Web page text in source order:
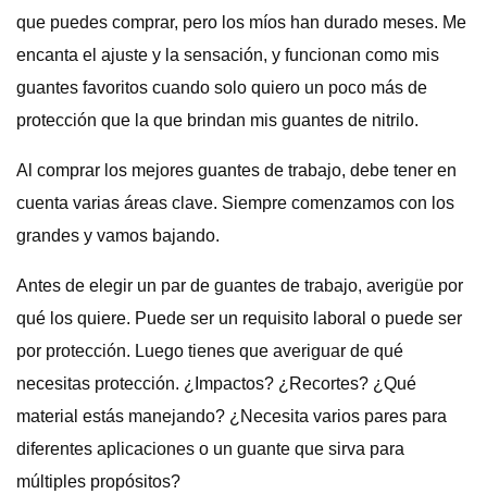
que puedes comprar, pero los míos han durado meses. Me
encanta el ajuste y la sensación, y funcionan como mis
guantes favoritos cuando solo quiero un poco más de
protección que la que brindan mis guantes de nitrilo.
Al comprar los mejores guantes de trabajo, debe tener en
cuenta varias áreas clave. Siempre comenzamos con los
grandes y vamos bajando.
Antes de elegir un par de guantes de trabajo, averigüe por
qué los quiere. Puede ser un requisito laboral o puede ser
por protección. Luego tienes que averiguar de qué
necesitas protección. ¿Impactos? ¿Recortes? ¿Qué
material estás manejando? ¿Necesita varios pares para
diferentes aplicaciones o un guante que sirva para
múltiples propósitos?